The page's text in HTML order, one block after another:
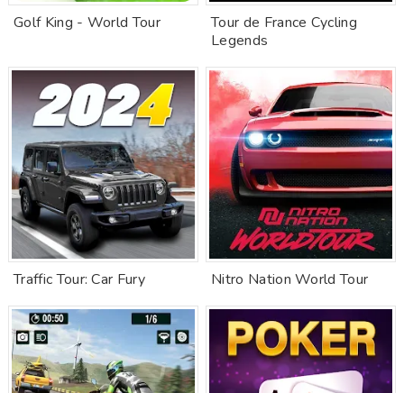
Golf King - World Tour
Tour de France Cycling
Legends
Traffic Tour: Car Fury Nitro Nation World Tour